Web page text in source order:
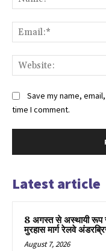
Save my name,
time I comment.
Latest article
8 अगस्त से अस्थायी रूप
मुरहास मार्ग रेलवे
August 7, 2026